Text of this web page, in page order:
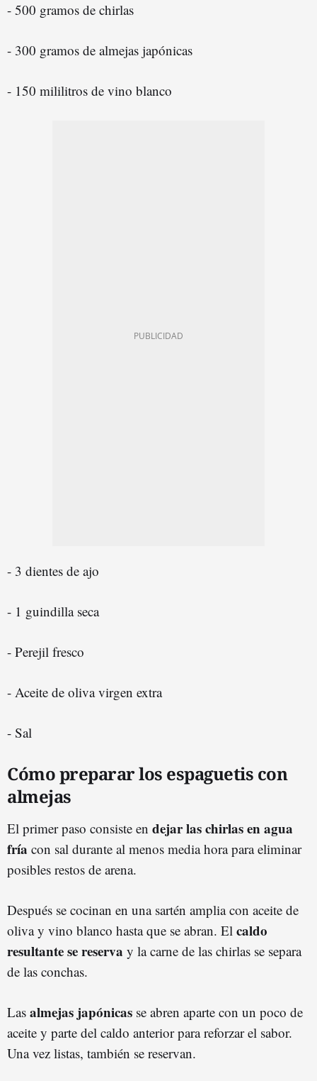
- 500 gramos de chirlas
- 300 gramos de almejas japónicas
- 150 mililitros de vino blanco
- 3 dientes de ajo
- 1 guindilla seca
- Perejil fresco
- Aceite de oliva virgen extra
- Sal
Cómo preparar los espaguetis con
almejas
El primer paso consiste en dejar las chirlas en agua
fría con sal durante al menos media hora para eliminar
posibles restos de arena.
Después se cocinan en una sartén amplia con aceite de
oliva y vino blanco hasta que se abran. El caldo
resultante se reserva y la carne de las chirlas se separa
de las conchas.
Las almejas japónicas se abren aparte con un poco de
aceite y parte del caldo anterior para reforzar el sabor.
Una vez listas, también se reservan.